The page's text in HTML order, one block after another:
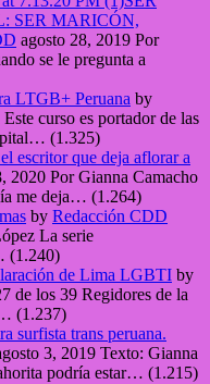
SER MARICÓN,
agosto 28, 2019 Por
se le pregunta a
LTGB+ Peruana by
Este curso es portador de las
(1.325)
escritor que deja aflorar a
2020 Por Gianna Camacho
me deja… (1.264)
by Redacción CDD
La serie
(1.240)
de Lima LGBTI by
de los 39 Regidores de la
(1.237)
surfista trans peruana.
3, 2019 Texto: Gianna
podría estar… (1.215)